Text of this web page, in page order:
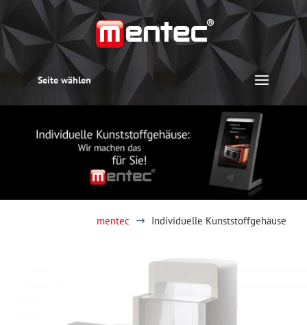
Seite wählen
mentec $ Individuelle Kunststoffgehäuse